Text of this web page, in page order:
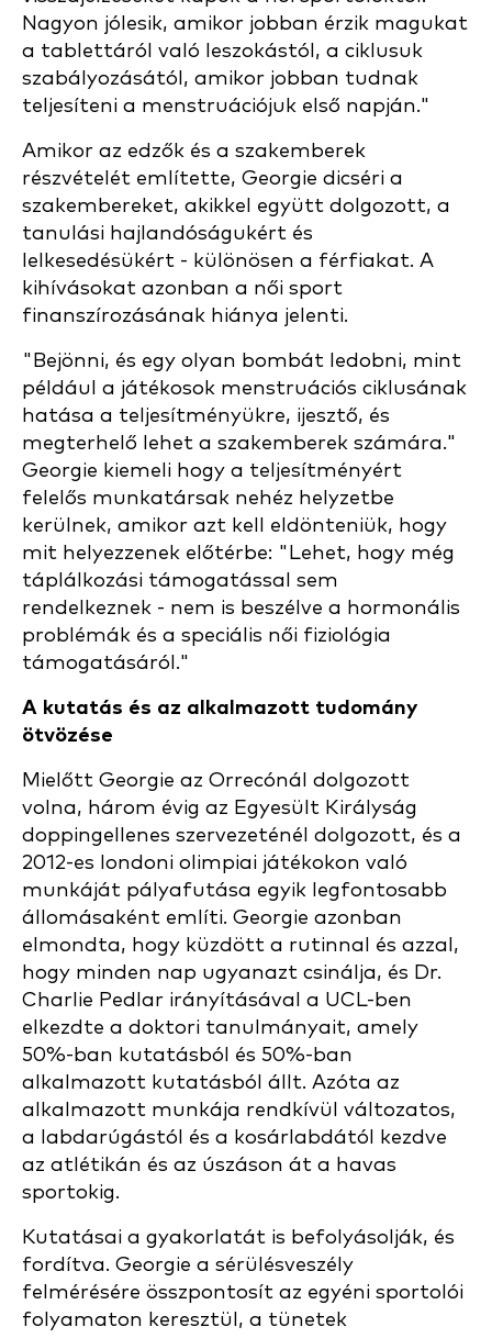
Nagyon jólesik, amikor jobban érzik magukat
a tablettáról való leszokástól, a ciklusuk
szabályozásától, amikor jobban tudnak
teljesíteni a menstruációjuk első napján."
Amikor az edzők és a szakemberek
részvételét említette, Georgie dicséri a
szakembereket, akikkel együtt dolgozott, a
tanulási hajlandóságukért és
lelkesedésükért - különösen a férfiakat. A
kihívásokat azonban a női sport
finanszírozásának hiánya jelenti.
"Bejönni, és egy olyan bombát ledobni, mint
például a játékosok menstruációs ciklusának
hatása a teljesítményükre, ijesztő, és
megterhelő lehet a szakemberek számára."
Georgie kiemeli hogy a teljesítményért
felelős munkatársak nehéz helyzetbe
kerülnek, amikor azt kell eldönteniük, hogy
mit helyezzenek előtérbe: "Lehet, hogy még
táplálkozási támogatással sem
rendelkeznek - nem is beszélve a hormonális
problémák és a speciális női fiziológia
támogatásáról."
A kutatás és az alkalmazott tudomány
ötvözése
Mielőtt Georgie az Orrecónál dolgozott
volna, három évig az Egyesült Királyság
doppingellenes szervezeténél dolgozott, és a
2012-es londoni olimpiai játékokon való
munkáját pályafutása egyik legfontosabb
állomásaként említi. Georgie azonban
elmondta, hogy küzdött a rutinnal és azzal,
hogy minden nap ugyanazt csinálja, és Dr.
Charlie Pedlar irányításával a UCL-ben
elkezdte a doktori tanulmányait, amely
50%-ban kutatásból és 50%-ban
alkalmazott kutatásból állt. Azóta az
alkalmazott munkája rendkívül változatos,
a labdarúgástól és a kosárlabdától kezdve
az atlétikán és az úszáson át a havas
sportokig.
Kutatásai a gyakorlatát is befolyásolják, és
fordítva. Georgie a sérülésveszély
felmérésére összpontosít az egyéni sportolói
folyamaton keresztül, a tünetek